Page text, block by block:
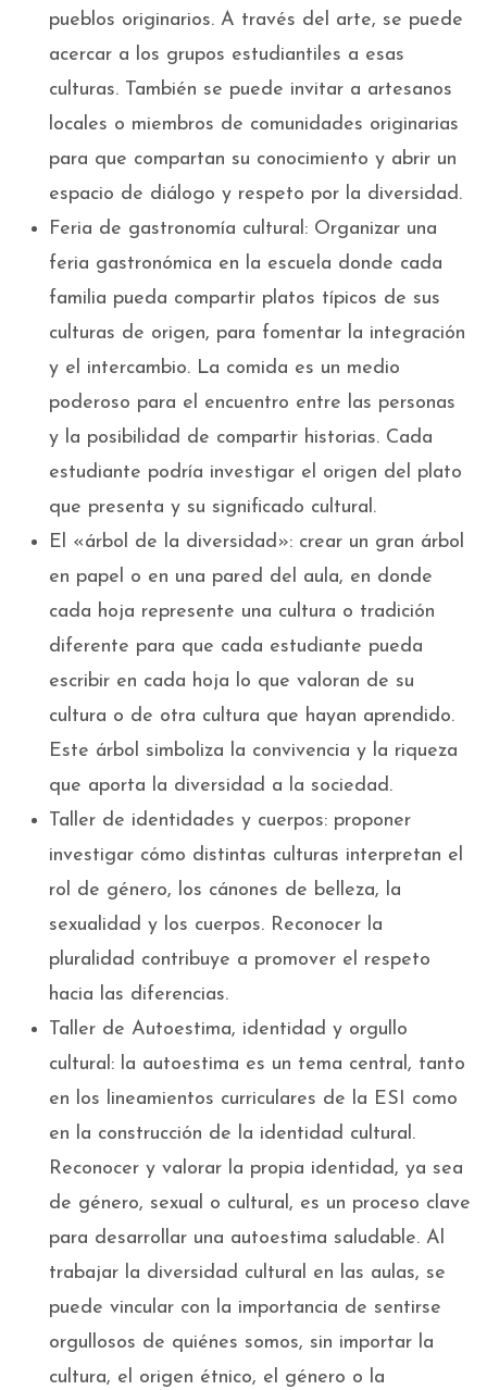
pueblos originarios. A través del arte, se puede
acercar a los grupos estudiantiles a esas
culturas. También se puede invitar a artesanos
locales o miembros de comunidades originarias
para que compartan su conocimiento y abrir un
espacio de diálogo y respeto por la diversidad.
Feria de gastronomía cultural: Organizar una
feria gastronómica en la escuela donde cada
familia pueda compartir platos típicos de sus
culturas de origen, para fomentar la integración
y el intercambio. La comida es un medio
poderoso para el encuentro entre las personas
y la posibilidad de compartir historias. Cada
estudiante podría investigar el origen del plato
que presenta y su significado cultural.
El «árbol de la diversidad»: crear un gran árbol
en papel o en una pared del aula, en donde
cada hoja represente una cultura o tradición
diferente para que cada estudiante pueda
escribir en cada hoja lo que valoran de su
cultura o de otra cultura que hayan aprendido.
Este árbol simboliza la convivencia y la riqueza
que aporta la diversidad a la sociedad.
Taller de identidades y cuerpos: proponer
investigar cómo distintas culturas interpretan el
rol de género, los cánones de belleza, la
sexualidad y los cuerpos. Reconocer la
pluralidad contribuye a promover el respeto
hacia las diferencias.
Taller de Autoestima, identidad y orgullo
cultural: la autoestima es un tema central, tanto
en los lineamientos curriculares de la ESI como
en la construcción de la identidad cultural.
Reconocer y valorar la propia identidad, ya sea
de género, sexual o cultural, es un proceso clave
para desarrollar una autoestima saludable. Al
trabajar la diversidad cultural en las aulas, se
puede vincular con la importancia de sentirse
orgullosos de quiénes somos, sin importar la
cultura, el origen étnico, el género o la